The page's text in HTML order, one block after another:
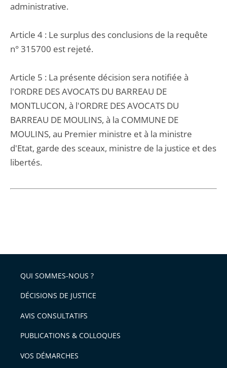
administrative.
Article 4 : Le surplus des conclusions de la requête
n° 315700 est rejeté.
Article 5 : La présente décision sera notifiée à
l'ORDRE DES AVOCATS DU BARREAU DE
MONTLUCON, à l'ORDRE DES AVOCATS DU
BARREAU DE MOULINS, à la COMMUNE DE
MOULINS, au Premier ministre et à la ministre
d'Etat, garde des sceaux, ministre de la justice et des
libertés.
QUI SOMMES-NOUS ?
DÉCISIONS DE JUSTICE
AVIS CONSULTATIFS
PUBLICATIONS & COLLOQUES
VOS DÉMARCHES